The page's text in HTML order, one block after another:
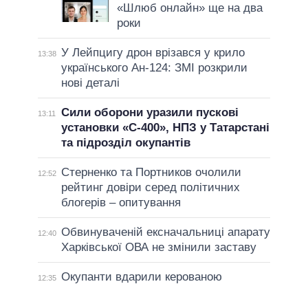
«Шлюб онлайн» ще на два
роки
13:38 У Лейпцигу дрон врізався у крило
українського Ан-124: ЗМІ розкрили
нові деталі
13:11
Сили оборони уразили пускові
установки «С-400», НПЗ у Татарстані
та підрозділ окупантів
12:52
Стерненко та Портников очолили
рейтинг довіри серед політичних
блогерів – опитування
12:40 Обвинуваченій ексначальниці апарату
Харківської ОВА не змінили заставу
12:35 Окупанти вдарили керованою